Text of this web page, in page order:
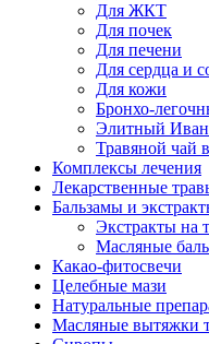
Для ЖКТ
Для почек
Для печени
Для сердца и
Для кожи
Бронхо-
Элитный
Травяной чай
Комплексы лечения
Лекарственные
Бальзамы и
Экстракты на
Масляные
Какао-фитосвечи
Целебные мази
Натуральные
Масляные вытяжки